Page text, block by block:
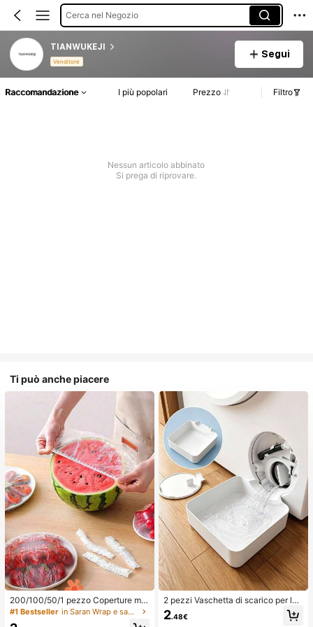
Cerca nel Negozio
TIANWUKEJI
Venditore
Segui
Raccomandazione I più popolari Prezzo Filtro
Nessun articolo abbinato
Si prega di riprovare.
Ti può anche piacere
200/100/50/1 pezzo Coperture mo
nouso in pellicola trasparente per al
imenti, Coperture per doccia, Sacc
#1 Bestseller in Saran Wrap e sacchetti di plastica
2 pezzi Vaschetta di scarico per lav
atrice, Tappetino di protezione imp
ermeabile per pavimento della lava
2.48€